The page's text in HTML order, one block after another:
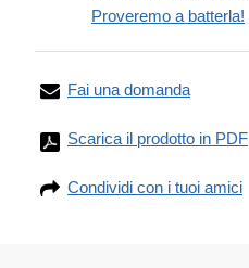
Proveremo a batterla!
Fai una domanda
Scarica il prodotto in PDF
Condividi con i tuoi amici